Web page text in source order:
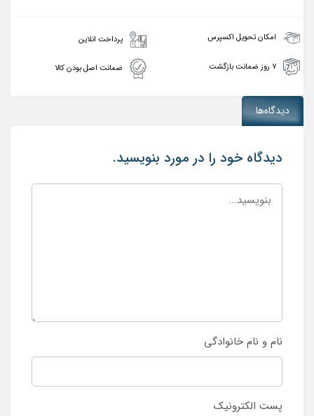
امکان تحویل اکسپرس پرداخت انلاین
۷ روز ضمانت بازگشت ضمانت اصل بودن کالا
دیدگاه‌ها
دیدگاه خود را در مورد بنویسید.
نام و نام خانوادگی
پست الکترونیک